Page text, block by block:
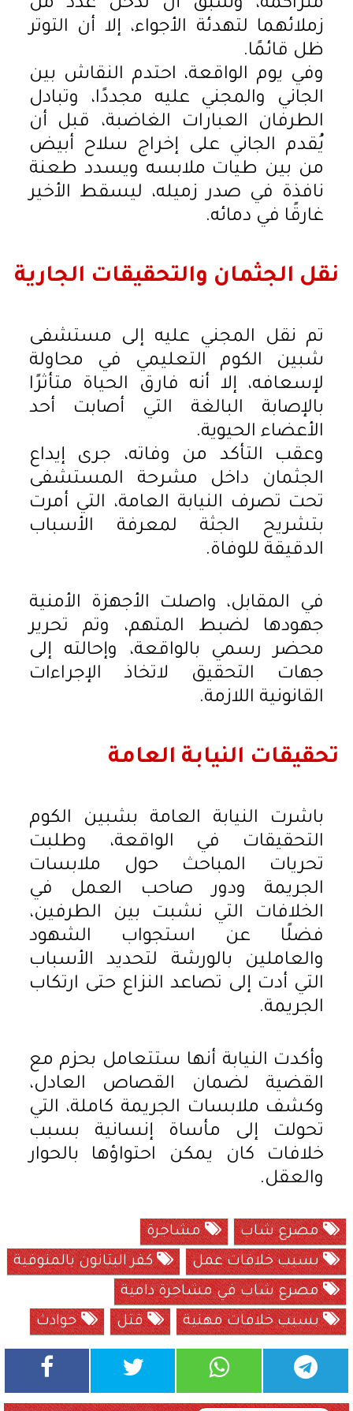
متراكمة، وسبق أن تدخل عدد من
زملائهما لتهدئة الأجواء، إلا أن التوتر
ظل قائمًا.
وفي يوم الواقعة، احتدم النقاش بين
الجاني والمجني عليه مجددًا، وتبادل
الطرفان العبارات الغاضبة، قبل أن
يُقدم الجاني على إخراج سلاح أبيض
من بين طيات ملابسه ويسدد طعنة
نافذة في صدر زميله، ليسقط الأخير
غارقًا في دمائه.
نقل الجثمان والتحقيقات الجارية
تم نقل المجني عليه إلى مستشفى
شبين الكوم التعليمي في محاولة
لإسعافه، إلا أنه فارق الحياة متأثرًا
بالإصابة البالغة التي أصابت أحد
الأعضاء الحيوية.
وعقب التأكد من وفاته، جرى إيداع
الجثمان داخل مشرحة المستشفى
تحت تصرف النيابة العامة، التي أمرت
بتشريح الجثة لمعرفة الأسباب
الدقيقة للوفاة.
في المقابل، واصلت الأجهزة الأمنية
جهودها لضبط المتهم، وتم تحرير
محضر رسمي بالواقعة، وإحالته إلى
جهات التحقيق لاتخاذ الإجراءات
القانونية اللازمة.
تحقيقات النيابة العامة
باشرت النيابة العامة بشبين الكوم
التحقيقات في الواقعة، وطلبت
تحريات المباحث حول ملابسات
الجريمة ودور صاحب العمل في
الخلافات التي نشبت بين الطرفين،
فضلًا عن استجواب الشهود
والعاملين بالورشة لتحديد الأسباب
التي أدت إلى تصاعد النزاع حتى ارتكاب
الجريمة.
وأكدت النيابة أنها ستتعامل بحزم مع
القضية لضمان القصاص العادل،
وكشف ملابسات الجريمة كاملة، التي
تحولت إلى مأساة إنسانية بسبب
خلافات كان يمكن احتواؤها بالحوار
والعقل.
مصرع شاب
مشاجرة
بسبب خلافات عمل
كفر البتانون بالمنوفية
مصرع شاب في مشاجرة دامية
بسبب خلافات مهنية
قتل حوادث